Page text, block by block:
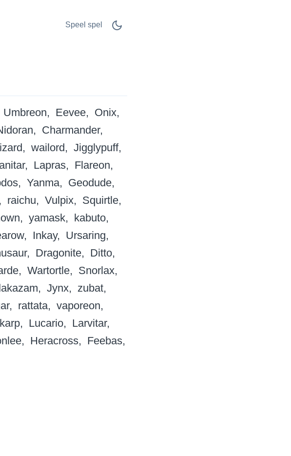
Speel spel
Umbreon Eevee
Onix
Charmander
wailord
Jigglypuff
Lapras
Flareon
Yanma
Geodude
raichu Vulpix
Squirtle
yamask
kabuto
Inkay
Ursaring
Dragonite
Ditto
Wartortle
Snorlax
Jynx
zubat
rattata
vaporeon
Lucario
Larvitar
Heracross Feebas